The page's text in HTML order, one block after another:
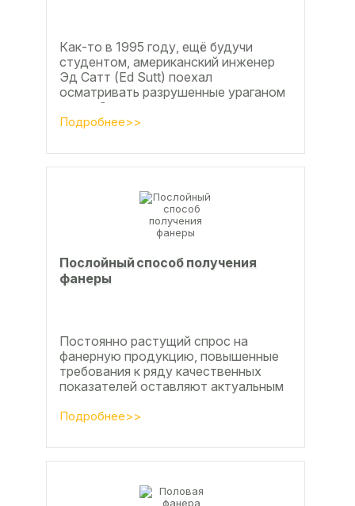
Как-то в 1995 году, ещё будучи
студентом, американский инженер
Эд Сатт (Ed Sutt) поехал
осматривать разрушенные ураганом
дома. Он удивился, что ударов
стихии в большинстве случаев не...
Подробнее>>
Послойный способ получения
фанеры
Постоянно растущий спрос на
фанерную продукцию, повышенные
требования к ряду качественных
показателей оставляют актуальным
технологии производства клееной...
Подробнее>>